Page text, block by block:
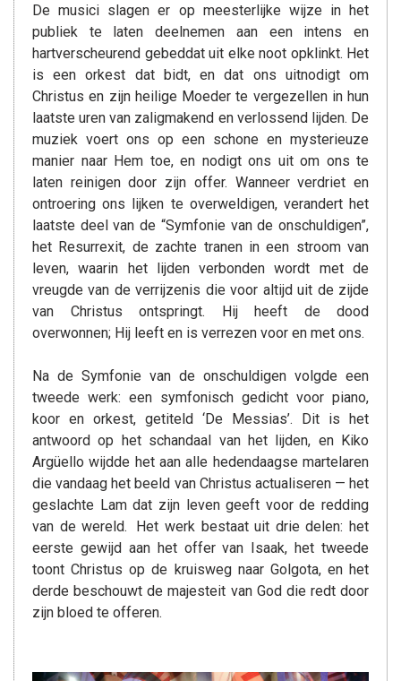
De musici slagen er op meesterlijke wijze in het
publiek te laten deelnemen aan een intens en
hartverscheurend gebeddat uit elke noot opklinkt. Het
is een orkest dat bidt, en dat ons uitnodigt om
Christus en zijn heilige Moeder te vergezellen in hun
laatste uren van zaligmakend en verlossend lijden. De
muziek voert ons op een schone en mysterieuze
manier naar Hem toe, en nodigt ons uit om ons te
laten reinigen door zijn offer. Wanneer verdriet en
ontroering ons lijken te overweldigen, verandert het
laatste deel van de “Symfonie van de onschuldigen”,
het Resurrexit, de zachte tranen in een stroom van
leven, waarin het lijden verbonden wordt met de
vreugde van de verrijzenis die voor altijd uit de zijde
van Christus ontspringt. Hij heeft de dood
overwonnen; Hij leeft en is verrezen voor en met ons.
Na de Symfonie van de onschuldigen volgde een
tweede werk: een symfonisch gedicht voor piano,
koor en orkest, getiteld ‘De Messias’. Dit is het
antwoord op het schandaal van het lijden, en Kiko
Argüello wijdde het aan alle hedendaagse martelaren
die vandaag het beeld van Christus actualiseren — het
geslachte Lam dat zijn leven geeft voor de redding
van de wereld. Het werk bestaat uit drie delen: het
eerste gewijd aan het offer van Isaak, het tweede
toont Christus op de kruisweg naar Golgota, en het
derde beschouwt de majesteit van God die redt door
zijn bloed te offeren.